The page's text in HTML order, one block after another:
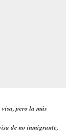
pero la más
de no inmigrante,